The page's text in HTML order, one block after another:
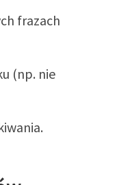
frazach
(np. nie